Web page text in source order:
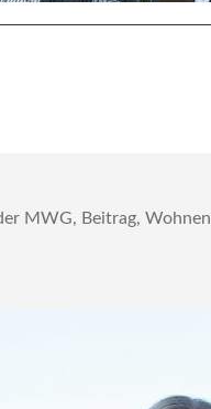
in Nord
MWG, Beitrag,Wohnen